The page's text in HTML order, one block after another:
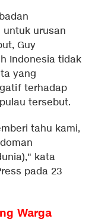
untuk urusan
Guy
Indonesia tidak
yang
terhadap
tersebut.
tahu kami,
kata
pada 23
Warga